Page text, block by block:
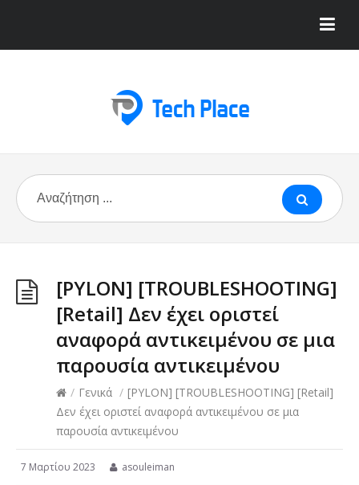
[PYLON] [TROUBLESHOOTING]
[Retail] Δεν έχει οριστεί
αναφορά αντικειμένου σε μια
παρουσία αντικειμένου
/ Γενικά / [PYLON] [TROUBLESHOOTING] [Retail]
Δεν έχει οριστεί αναφορά αντικειμένου σε μια
παρουσία αντικειμένου
7 Μαρτίου 2023 asouleiman